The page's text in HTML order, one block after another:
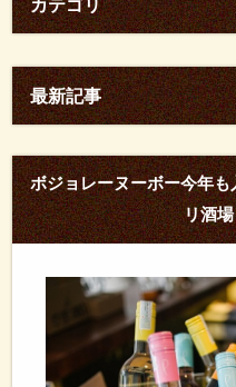
カテゴリ
最新記事
ボジョレーヌーボー今年
リ酒